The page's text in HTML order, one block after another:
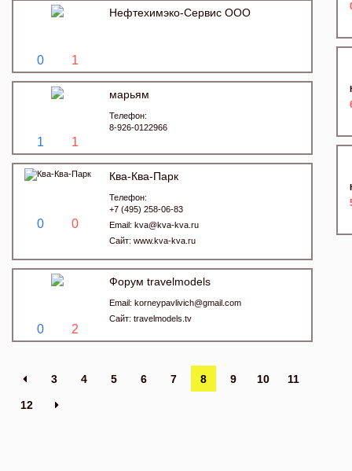
0 1
Нефтехимэко-Сервис ООО
1 1
марьям
Телефон:
8-926-0122966
0 0
Ква-Ква-Парк
Телефон:
+7 (495) 258-06-83
Email: kva@kva-kva.ru
Сайт: www.kva-kva.ru
0 2
Форум travelmodels
Email: korneypavlivich@gmail.com
Сайт: travelmodels.tv
3 4 5 6 7 8 9 10 11
12